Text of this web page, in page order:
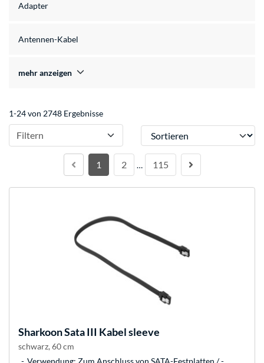
Adapter
Antennen-Kabel
mehr anzeigen
1-24 von 2748 Ergebnisse
Filtern Sortieren
1 2 … 115
SharkoonSata III Kabel sleeve
schwarz, 60 cm